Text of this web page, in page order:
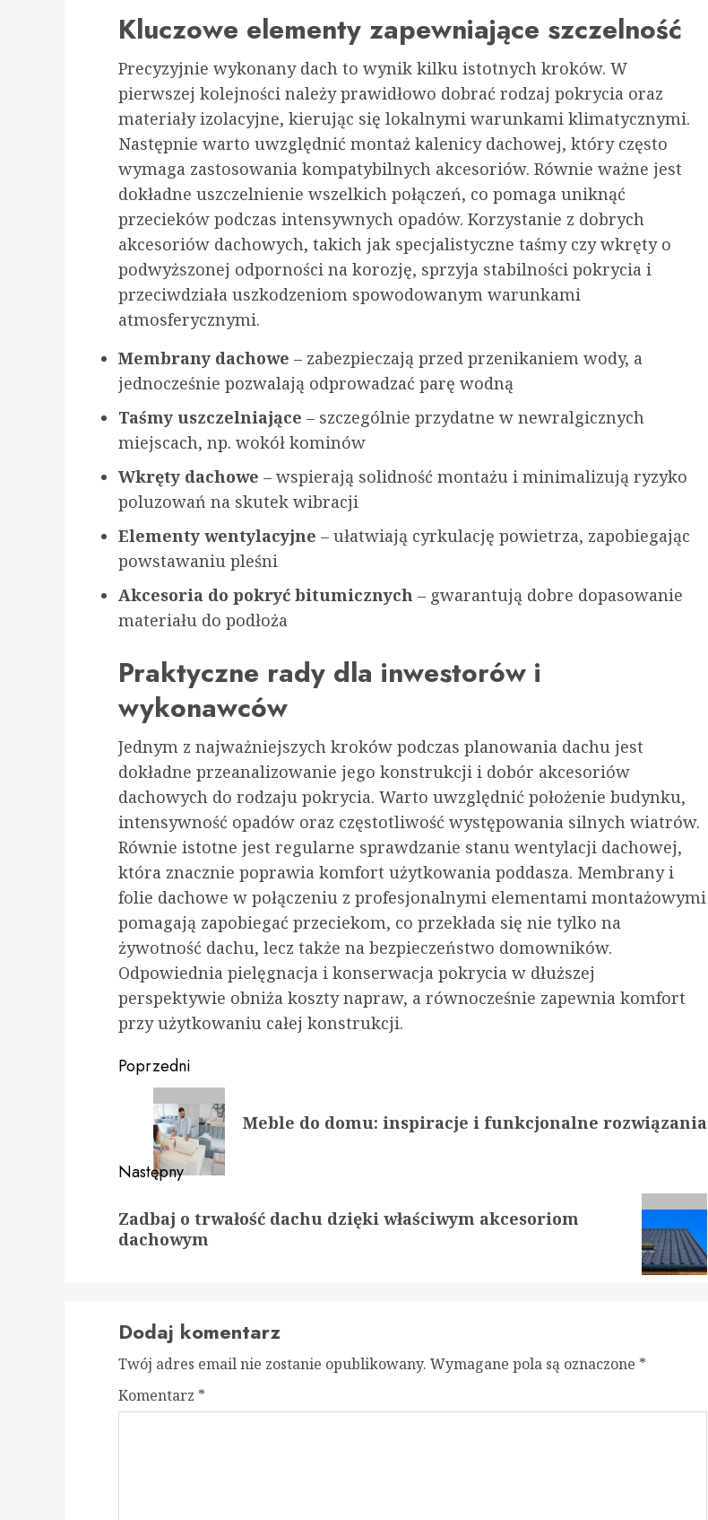
Kluczowe elementy zapewniające szczelność
Precyzyjnie wykonany dach to wynik kilku istotnych kroków. W
pierwszej kolejności należy prawidłowo dobrać rodzaj pokrycia oraz
materiały izolacyjne, kierując się lokalnymi warunkami klimatycznymi.
Następnie warto uwzględnić montaż kalenicy dachowej, który często
wymaga zastosowania kompatybilnych akcesoriów. Równie ważne jest
dokładne uszczelnienie wszelkich połączeń, co pomaga uniknąć
przecieków podczas intensywnych opadów. Korzystanie z dobrych
akcesoriów dachowych, takich jak specjalistyczne taśmy czy wkręty o
podwyższonej odporności na korozję, sprzyja stabilności pokrycia i
przeciwdziała uszkodzeniom spowodowanym warunkami
atmosferycznymi.
Membrany dachowe – zabezpieczają przed przenikaniem wody, a
jednocześnie pozwalają odprowadzać parę wodną
Taśmy uszczelniające – szczególnie przydatne w newralgicznych
miejscach, np. wokół kominów
Wkręty dachowe – wspierają solidność montażu i minimalizują ryzyko
poluzowań na skutek wibracji
Elementy wentylacyjne – ułatwiają cyrkulację powietrza, zapobiegając
powstawaniu pleśni
Akcesoria do pokryć bitumicznych – gwarantują dobre dopasowanie
materiału do podłoża
Praktyczne rady dla inwestorów i
wykonawców
Jednym z najważniejszych kroków podczas planowania dachu jest
dokładne przeanalizowanie jego konstrukcji i dobór akcesoriów
dachowych do rodzaju pokrycia. Warto uwzględnić położenie budynku,
intensywność opadów oraz częstotliwość występowania silnych wiatrów.
Równie istotne jest regularne sprawdzanie stanu wentylacji dachowej,
która znacznie poprawia komfort użytkowania poddasza. Membrany i
folie dachowe w połączeniu z profesjonalnymi elementami montażowymi
pomagają zapobiegać przeciekom, co przekłada się nie tylko na
żywotność dachu, lecz także na bezpieczeństwo domowników.
Odpowiednia pielęgnacja i konserwacja pokrycia w dłuższej
perspektywie obniża koszty napraw, a równocześnie zapewnia komfort
przy użytkowaniu całej konstrukcji.
Zobacz
wpisy
Poprzedni
Poprzedni
wpis:
Meble do domu: inspiracje i funkcjonalne rozwiązania
Następny
wpis:
Zadbaj o trwałość dachu dzięki właściwym akcesoriom
dachowym
Dodaj komentarz
Twój adres email nie zostanie opublikowany. Wymagane pola są oznaczone *
Komentarz *